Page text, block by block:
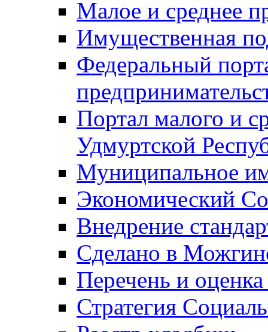
Малое и среднее
Имущественная
Федеральный
Портал малого и
Удмуртской
Муниципальное
Экономический
Внедрение
Сделано в
Перечень и
Стратегия